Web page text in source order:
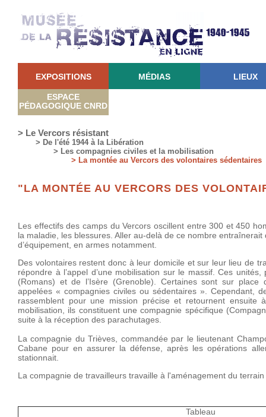
EXPOSITIONS MÉDIAS LIEUX
ESPACE
PÉDAGOGIQUE CNRD
> Le Vercors résistant
> De l'été 1944 à la Libération
> Les compagnies civiles et la mobilisation
> La montée au Vercors des volontaires sédentaires
"LA MONTÉE AU VERCORS DES
Les effectifs des camps du Vercors oscillent entre 300 et 450
la maladie, les blessures. Aller au-delà de ce nombre
d’équipement, en armes notamment.
Des volontaires restent donc à leur domicile et sur leur lieu de
répondre à l’appel d’une mobilisation sur le massif. Ces
(Romans) et de l’Isère (Grenoble). Certaines sont sur place
appelées « compagnies civiles ou sédentaires ». Cependant,
rassemblent pour une mission précise et retournent
mobilisation, ils constituent une compagnie spécifique
suite à la réception des parachutages.
La compagnie du Trièves, commandée par le lieutenant
Cabane pour en assurer la défense, après les opérations
stationnait.
La compagnie de travailleurs travaille à l'aménagement du
Tableau